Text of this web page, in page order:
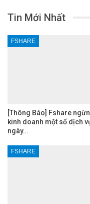
Tin Mới Nhất
FSHARE
[Thông Báo] Fshare
kinh doanh một số dịch
ngày…
FSHARE